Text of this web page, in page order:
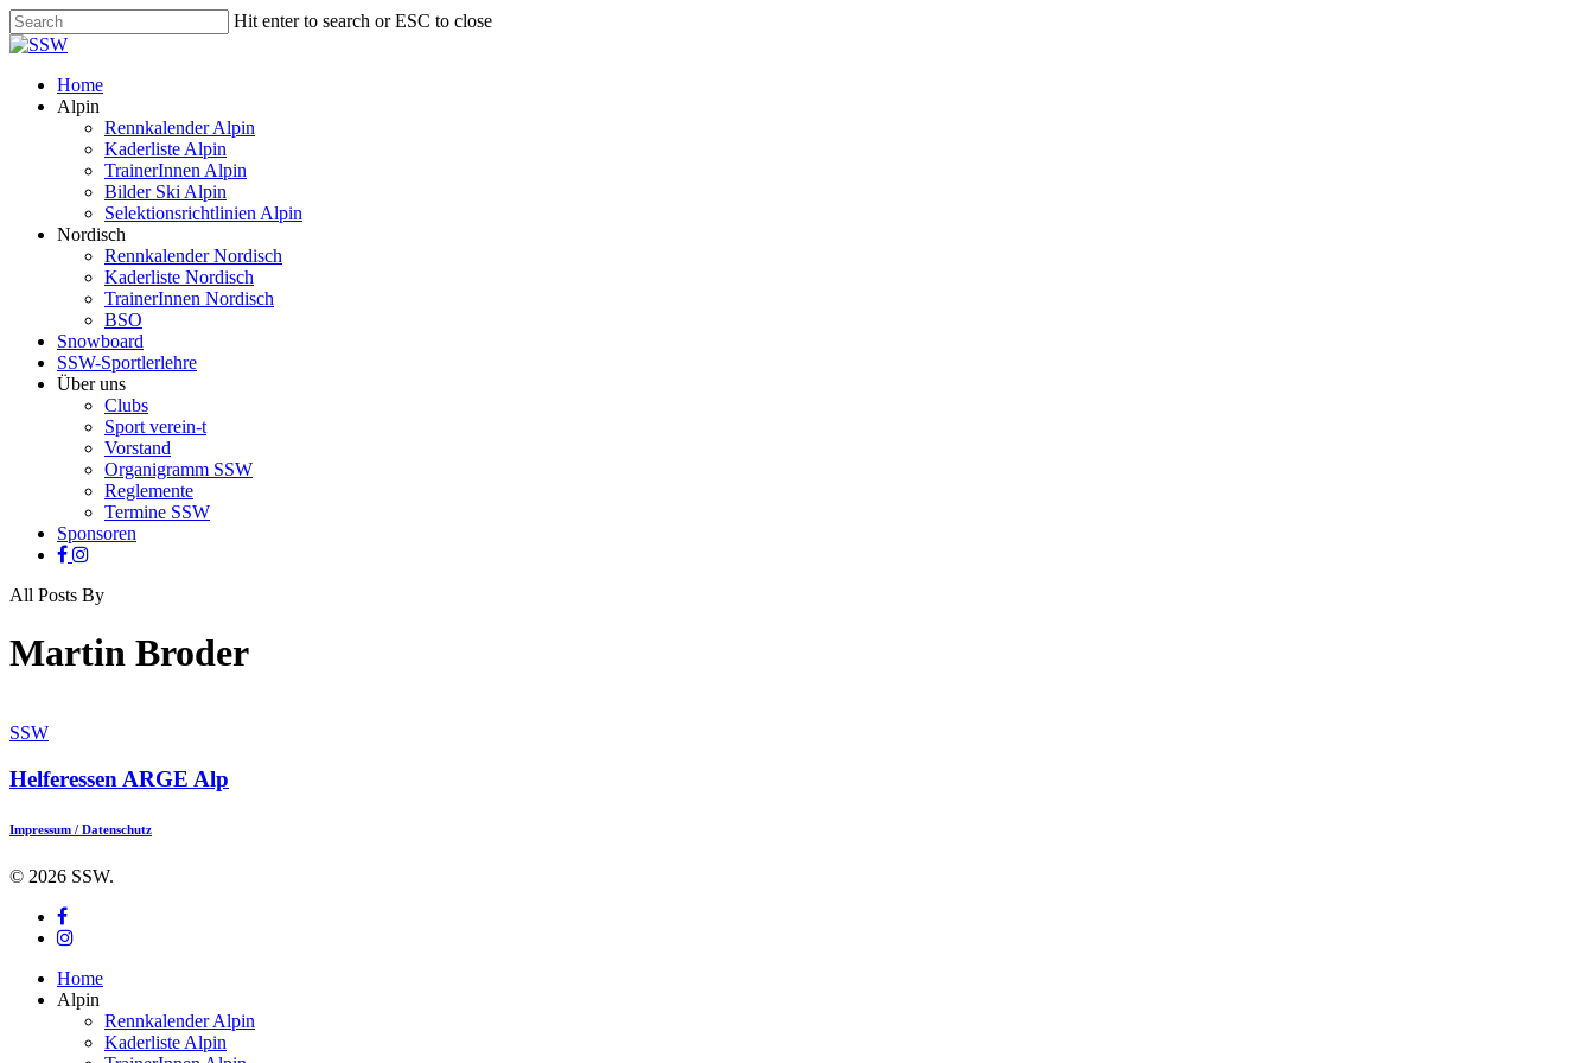
Skip
to
content
Hit enter to search or ESC to close
Close
Menu
Home
Alpin
Rennkalender Alpin
Kaderliste Alpin
TrainerInnen Alpin
Bilder Ski Alpin
Selektionsrichtlinien Alpin
Nordisch
Rennkalender Nordisch
Kaderliste Nordisch
TrainerInnen Nordisch
BSO
Snowboard
SSW-Sportlerlehre
Über uns
Clubs
Sport verein-t
Vorstand
Organigramm SSW
Reglemente
Termine SSW
Sponsoren
facebook
instagram
All Posts By
Martin Broder
SSW
Helferessen ARGE Alp
Impressum / Datenschutz
© 2026 SSW.
facebook
instagram
Close
Menu
Home
Alpin
Rennkalender Alpin
Kaderliste Alpin